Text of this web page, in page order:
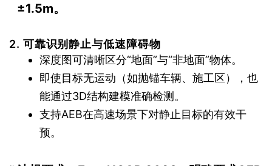
±1.5m。
2. 可靠识别静止与低速障碍物
深度图可清晰区分“地面”与“非地面”物体。
即使目标无运动（如抛锚车辆、施工区），也
能通过3D结构建模准确检测。
支持AEB在高速场景下对静止目标的有效干
预。